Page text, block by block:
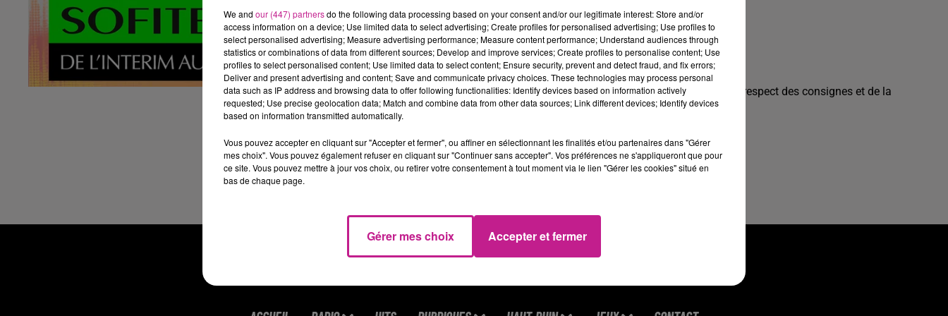
Horaires 2X8
Salaire SMIC + primes
PROFIL RECHERCHÉ
Vous êtes une personne dynamique, rigoureuse et motivée. Vous savez travailler dans le respect des consignes et de la
sécurité.
We and our (447) partnersdo the following data processing based on your consent and/or our legitimate interest: Store and/or
access information on a device; Use limited data to select advertising; Create profiles for personalised advertising; Use profiles to
select personalised advertising; Measure advertising performance; Measure content performance; Understand audiences through
statistics or combinations of data from different sources; Develop and improve services; Create profiles to personalise content; Use
profiles to select personalised content; Use limited data to select content; Ensure security, prevent and detect fraud, and fix errors;
Deliver and present advertising and content; Save and communicate privacy choices. These technologies may process personal
data such as IP address and browsing data to offer following functionalities: Identify devices based on information actively
requested; Use precise geolocation data; Match and combine data from other data sources; Link different devices; Identify devices
based on information transmitted automatically.
Vous pouvez accepter en cliquant sur "Accepter et fermer", ou affiner en sélectionnant les finalités et/ou partenaires dans "Gérer
mes choix". Vous pouvez également refuser en cliquant sur "Continuer sans accepter". Vos préférences ne s'appliqueront que pour
ce site. Vous pouvez mettre à jour vos choix, ou retirer votre consentement à tout moment via le lien "Gérer les cookies" situé en
bas de chaque page.
Gérer mes choix Accepter et fermer